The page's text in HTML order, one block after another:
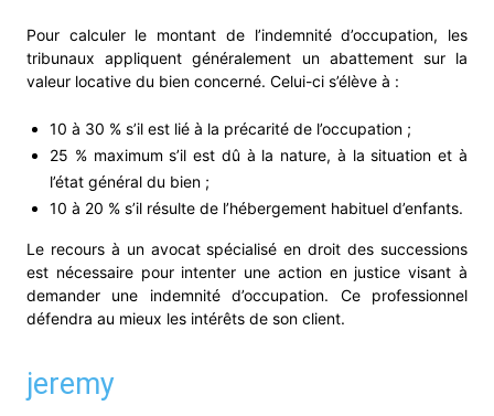
Pour calculer le montant de l’indemnité d’occupation, les
tribunaux appliquent généralement un abattement sur la
valeur locative du bien concerné. Celui-ci s’élève à :
10 à 30 % s’il est lié à la précarité de l’occupation ;
25 % maximum s’il est dû à la nature, à la situation et à
l’état général du bien ;
10 à 20 % s’il résulte de l’hébergement habituel d’enfants.
Le recours à un avocat spécialisé en droit des successions
est nécessaire pour intenter une action en justice visant à
demander une indemnité d’occupation. Ce professionnel
défendra au mieux les intérêts de son client.
jeremy